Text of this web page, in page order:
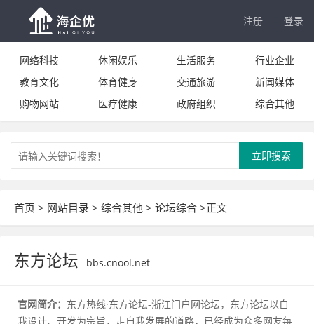
注册 登录
网络科技 休闲娱乐 生活服务
行业企业
教育文化
体育健身 交通旅游
新闻媒体
购物网站
医疗健康 政府组织 综合其他
立即搜索
首页 > 网站目录 > 综合其他 > 论坛综合 >正文
东方论坛 bbs.cnool.net
官网简介： 东方热线·东方论坛-浙江门户网论坛，东方论坛以自
我设计、开发为宗旨，走自我发展的道路，已经成为众多网友每